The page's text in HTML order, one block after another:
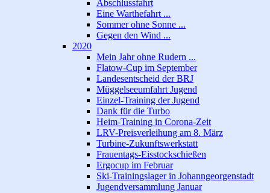
Abschlussfahrt
Eine Warthefahrt ...
Sommer ohne Sonne ...
Gegen den Wind ...
2020
Mein Jahr ohne Rudern ...
Flatow-Cup im September
Landesentscheid der BRJ
Müggelseeumfahrt Jugend
Einzel-Training der Jugend
Dank für die Turbo
Heim-Training in Corona-Zeit
LRV-Preisverleihung am 8. März
Turbine-Zukunftswerkstatt
Frauentags-Eisstockschießen
Ergocup im Februar
Ski-Trainingslager in Johanngeorgenstadt
Jugendversammlung Januar